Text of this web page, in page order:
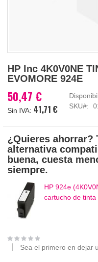
al
comienzo
la
galería
HP Inc 4K0V0NE
EVOMORE 924E
50,47 €
41,71 €
SKU
¿Quieres ahorrar?
alternativa
buena, cuesta
siempre.
HP 924e
cartucho de tinta
Sea el primero en dejar